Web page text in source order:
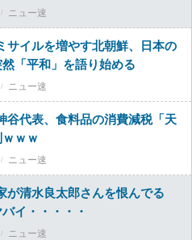
ニュー速
サイルを増やす北朝鮮、日本の
「平和」を語り始める
ニュー速
谷代表、食料品の消費減税「天
ｗｗ
ニュー速
が清水良太郎さんを恨んでる
イ・・・・・
ニュー速